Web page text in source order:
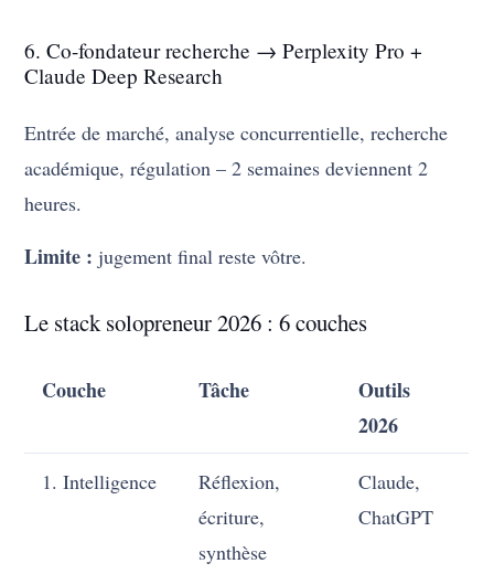
6. Co-fondateur recherche → Perplexity Pro +
Claude Deep Research
Entrée de marché, analyse concurrentielle, recherche
académique, régulation – 2 semaines deviennent 2
heures.
Limite : jugement final reste vôtre.
Le stack solopreneur 2026 : 6 couches
Couche Tâche
Outils
2026
1. Intelligence
Réflexion,
écriture,
synthèse
Claude,
ChatGPT